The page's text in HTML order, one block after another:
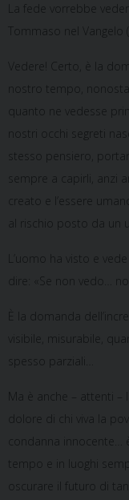
La fede vorrebbe
Tommaso nel Vangelo
Vedere! Certo, è la
nostro tempo,
quanto ne vedesse
nostri occhi segreti
stesso pensiero,
sempre a capirli, anzi
creato e l’essere
al rischio posto da un
L’uomo ha visto e
dire: «Se non vedo…
È la domanda
visibile, misurabile,
spesso parziali…
Ma è anche – attenti –
dolore di chi viva la
condanna innocente…
tempo e in luoghi
oscurare il futuro di